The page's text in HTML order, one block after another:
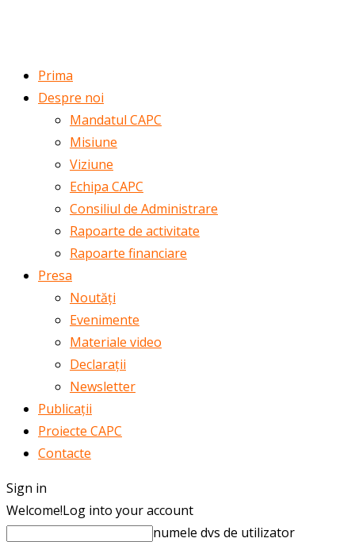
Prima
Despre noi
Mandatul CAPC
Misiune
Viziune
Echipa CAPC
Consiliul de Administrare
Rapoarte de activitate
Rapoarte financiare
Presa
Noutăți
Evenimente
Materiale video
Declarații
Newsletter
Publicații
Proiecte CAPC
Contacte
Sign in
Welcome!Log into your account
numele dvs de utilizator